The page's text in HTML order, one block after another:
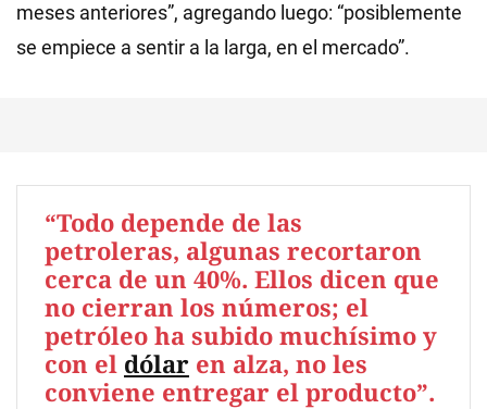
meses anteriores”, agregando luego: “posiblemente
se empiece a sentir a la larga, en el mercado”.
“Todo depende de las
petroleras, algunas recortaron
cerca de un 40%. Ellos dicen que
no cierran los números; el
petróleo ha subido muchísimo y
con el dólar en alza, no les
conviene entregar el producto”.